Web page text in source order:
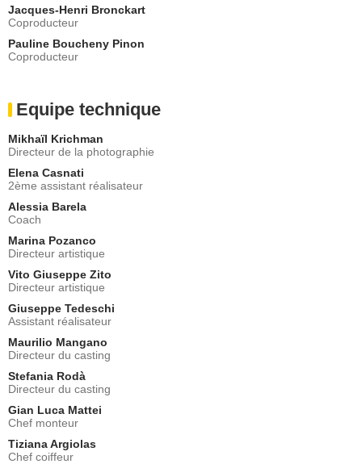
Jacques-Henri Bronckart
Coproducteur
Pauline Boucheny Pinon
Coproducteur
Equipe technique
Mikhaïl Krichman
Directeur de la photographie
Elena Casnati
2ème assistant réalisateur
Alessia Barela
Coach
Marina Pozanco
Directeur artistique
Vito Giuseppe Zito
Directeur artistique
Giuseppe Tedeschi
Assistant réalisateur
Maurilio Mangano
Directeur du casting
Stefania Rodà
Directeur du casting
Gian Luca Mattei
Chef monteur
Tiziana Argiolas
Chef coiffeur